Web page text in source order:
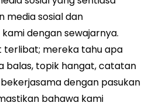
media sosial dan
dengan sewajarnya.
terlibat; mereka tahu apa
balas, topik hangat, catatan
dengan pasukan
bahawa kami